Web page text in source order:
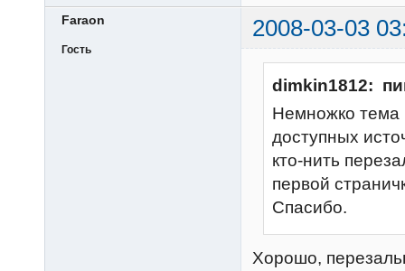
Faraon 2008-03-03
Гость
dimkin1812:
Немножко тема
доступных
кто-нить
первой
Спасибо.
Хорошо,